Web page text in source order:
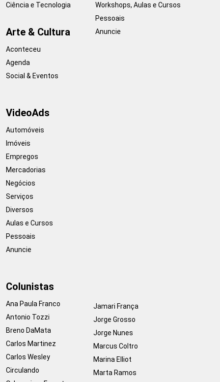
Ciência e Tecnologia
Arte & Cultura
Aconteceu
Agenda
Social & Eventos
Workshops, Aulas e Cursos
Pessoais
Anuncie
VideoAds
Automóveis
Imóveis
Empregos
Mercadorias
Negócios
Serviços
Diversos
Aulas e Cursos
Pessoais
Anuncie
Colunistas
Ana Paula Franco
Antonio Tozzi
Breno DaMata
Carlos Martinez
Carlos Wesley
Circulando
Jamari França
Jorge Grosso
Jorge Nunes
Marcus Coltro
Marina Elliot
Marta Ramos